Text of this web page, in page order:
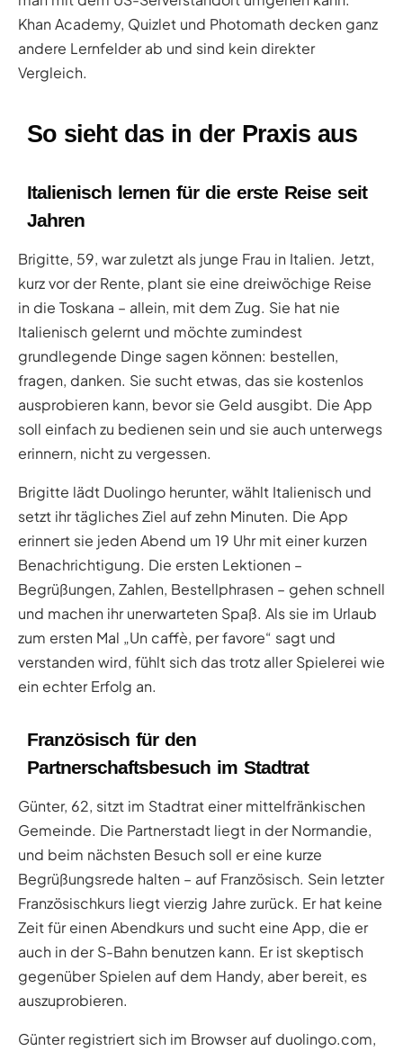
Khan Academy, Quizlet und Photomath decken ganz
andere Lernfelder ab und sind kein direkter
Vergleich.
So sieht das in der Praxis aus
Italienisch lernen für die erste Reise seit
Jahren
Brigitte, 59, war zuletzt als junge Frau in Italien. Jetzt,
kurz vor der Rente, plant sie eine dreiwöchige Reise
in die Toskana – allein, mit dem Zug. Sie hat nie
Italienisch gelernt und möchte zumindest
grundlegende Dinge sagen können: bestellen,
fragen, danken. Sie sucht etwas, das sie kostenlos
ausprobieren kann, bevor sie Geld ausgibt. Die App
soll einfach zu bedienen sein und sie auch unterwegs
erinnern, nicht zu vergessen.
Brigitte lädt Duolingo herunter, wählt Italienisch und
setzt ihr tägliches Ziel auf zehn Minuten. Die App
erinnert sie jeden Abend um 19 Uhr mit einer kurzen
Benachrichtigung. Die ersten Lektionen –
Begrüßungen, Zahlen, Bestellphrasen – gehen schnell
und machen ihr unerwarteten Spaß. Als sie im Urlaub
zum ersten Mal „Un caffè, per favore“ sagt und
verstanden wird, fühlt sich das trotz aller Spielerei wie
ein echter Erfolg an.
Französisch für den
Partnerschaftsbesuch im Stadtrat
Günter, 62, sitzt im Stadtrat einer mittelfränkischen
Gemeinde. Die Partnerstadt liegt in der Normandie,
und beim nächsten Besuch soll er eine kurze
Begrüßungsrede halten – auf Französisch. Sein letzter
Französischkurs liegt vierzig Jahre zurück. Er hat keine
Zeit für einen Abendkurs und sucht eine App, die er
auch in der S-Bahn benutzen kann. Er ist skeptisch
gegenüber Spielen auf dem Handy, aber bereit, es
auszuprobieren.
Günter registriert sich im Browser auf duolingo.com,